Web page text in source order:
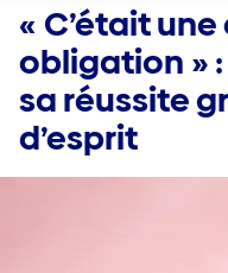
Home
Home ➞
Durabilité
Durabilité ➞
Jobs
« C’était
obligation »
sa réussite
d’esprit